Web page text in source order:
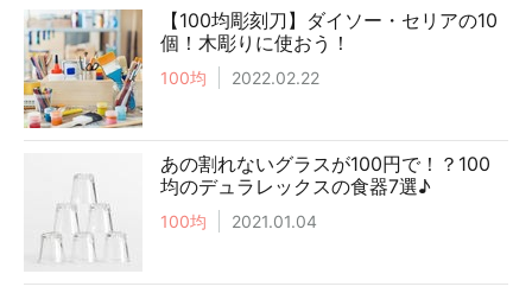
【100均彫刻刀】ダイソー・セリアの10
個！木彫りに使おう！
100均 2022.02.22
あの割れないグラスが100円で！？100
均のデュラレックスの食器7選♪
100均 2021.01.04